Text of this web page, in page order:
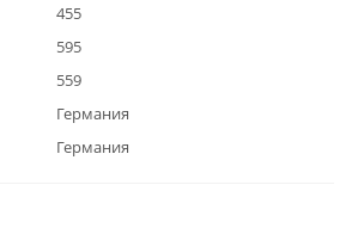
455
595
559
Германия
Германия